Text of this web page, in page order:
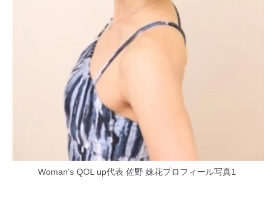
Woman's QOL up代表 佐野 妹花プロフィール写真1